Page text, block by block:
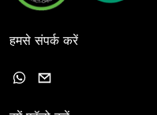
हमसे संपर्क करें